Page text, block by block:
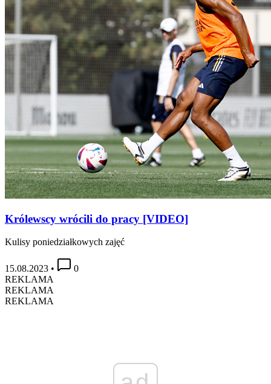
Królewscy wrócili do pracy [VIDEO]
Kulisy poniedziałkowych zajęć
15.08.2023 •
0
REKLAMA
REKLAMA
REKLAMA